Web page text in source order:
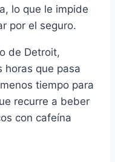
lo que le impide
por el seguro.
de Detroit,
horas que pasa
tiempo para
recurre a beber
con cafeína